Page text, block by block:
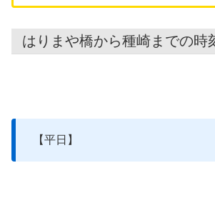
はりまや橋から種崎までの時
【平日】